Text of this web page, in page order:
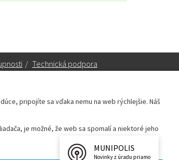
pripojíte sa vďaka nemu na web rýchlejšie. Náš
je možné, že web sa spomalí a niektoré jeho
/ Technická podpora
primatorka@leopoldov.sk
webmaster@leopoldov.sk
MUNIPOLIS
Novinky z úradu priamo